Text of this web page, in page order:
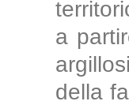
a
della